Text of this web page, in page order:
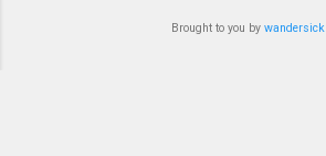
Brought to you by wandersick